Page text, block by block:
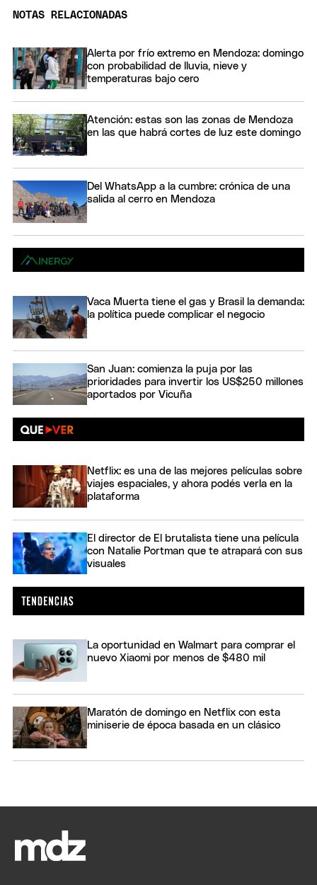
NOTAS RELACIONADAS
Alerta por frío extremo en Mendoza: domingo
con probabilidad de lluvia, nieve y
temperaturas bajo cero
Atención: estas son las zonas de Mendoza
en las que habrá cortes de luz este domingo
Del WhatsApp a la cumbre: crónica de una
salida al cerro en Mendoza
Vaca Muerta tiene el gas y Brasil la demanda:
la política puede complicar el negocio
San Juan: comienza la puja por las
prioridades para invertir los US$250 millones
aportados por Vicuña
Netflix: es una de las mejores películas sobre
viajes espaciales, y ahora podés verla en la
plataforma
El director de El brutalista tiene una película
con Natalie Portman que te atrapará con sus
visuales
La oportunidad en Walmart para comprar el
nuevo Xiaomi por menos de $480 mil
Maratón de domingo en Netflix con esta
miniserie de época basada en un clásico